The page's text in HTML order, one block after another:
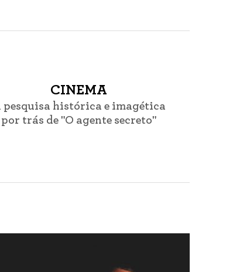
CINEMA
pesquisa histórica e imagética
por trás de "O agente secreto"